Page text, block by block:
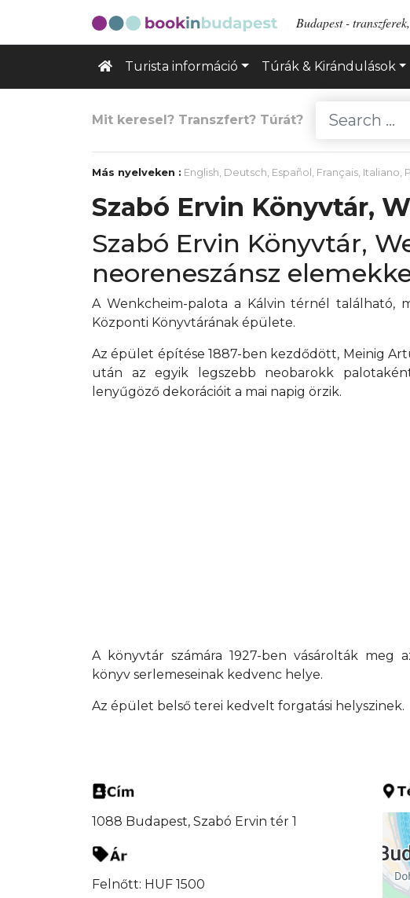
Budapest -
Turista információ Túrák & Kirándulások
Mit keresel? Transzfert? Túrát?
Más nyelveken : English, Deutsch, Español , Français, Italiano,
Szabó Ervin Könyvtár,
Szabó Ervin Könyvtár,
neoreneszánsz
A Wenkcheim-palota a Kálvin térnél található,
Központi Könyvtárának épülete.
Az épület építése 1887-ben kezdődött, Meinig
után az egyik legszebb neobarokk
lenyűgöző dekorációit a mai napig örzik.
A könyvtár számára 1927-ben vásárolták meg
könyv serlemeseinak kedvenc helye.
Az épület belső terei kedvelt forgatási helyszinek.
1088 Budapest, Szabó Ervin tér 1
Felnőtt: HUF 1500